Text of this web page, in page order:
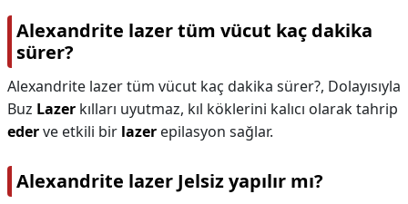
Alexandrite lazer tüm vücut kaç dakika
sürer?
Alexandrite lazer tüm vücut kaç dakika sürer?, Dolayısıyla
Buz Lazer kılları uyutmaz, kıl köklerini kalıcı olarak tahrip
ederve etkili bir lazer epilasyon sağlar.
Alexandrite lazer Jelsiz yapılır mı?